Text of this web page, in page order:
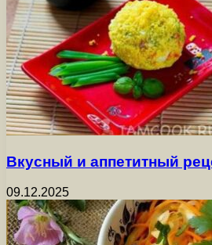
Вкусный и аппетитный
09.12.2025